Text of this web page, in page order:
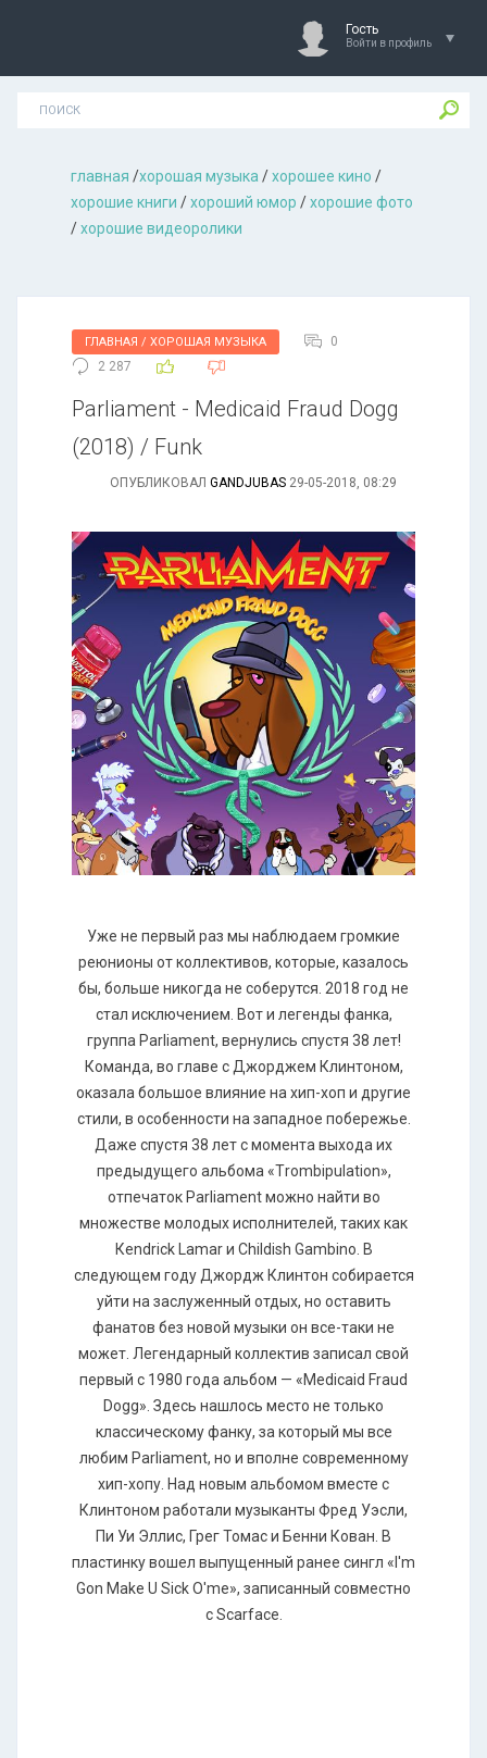
Гость
Войти в профиль
главная /хорошая музыкa /хорошее кино /
хорошие книги /хороший юмор /хорошие фото
/хорошие видеоролики
ГЛАВНАЯ / ХОРОШАЯ МУЗЫКА
0
2 287
Parliament - Medicaid Fraud Dogg
(2018) / Funk
ОПУБЛИКОВАЛ GANDJUBAS 29-05-2018, 08:29
Уже не первый раз мы наблюдаем громкие
реюнионы от коллективов, которые, казалось
бы, больше никогда не соберутся. 2018 год не
стал исключением. Вот и легенды фанка,
группа Parliament, вернулись спустя 38 лет!
Команда, во главе с Джорджем Клинтоном,
оказала большое влияние на хип-хоп и другие
стили, в особенности на западное побережье.
Даже спустя 38 лет с момента выхода их
предыдущего альбома «Тrоmbiрulаtiоn»,
отпечаток Раrliаmеnt можно найти во
множестве молодых исполнителей, таких как
Кеndriсk Lаmаr и Сhildish Gаmbinо. В
следующем году Джордж Клинтон собирается
уйти на заслуженный отдых, но оставить
фанатов без новой музыки он все-таки не
может. Легендарный коллектив записал свой
первый с 1980 года альбом — «Medicaid Fraud
Dogg». Здесь нашлось место не только
классическому фанку, за который мы все
любим Раrliаmеnt, но и вполне современному
хип-хопу. Над новым альбомом вместе с
Клинтоном работали музыканты Фред Уэсли,
Пи Уи Эллис, Грег Томас и Бенни Кован. В
пластинку вошел выпущенный ранее сингл «I'm
Gоn Маkе U Siсk О'mе», записанный совместно
с Sсаrfасе.